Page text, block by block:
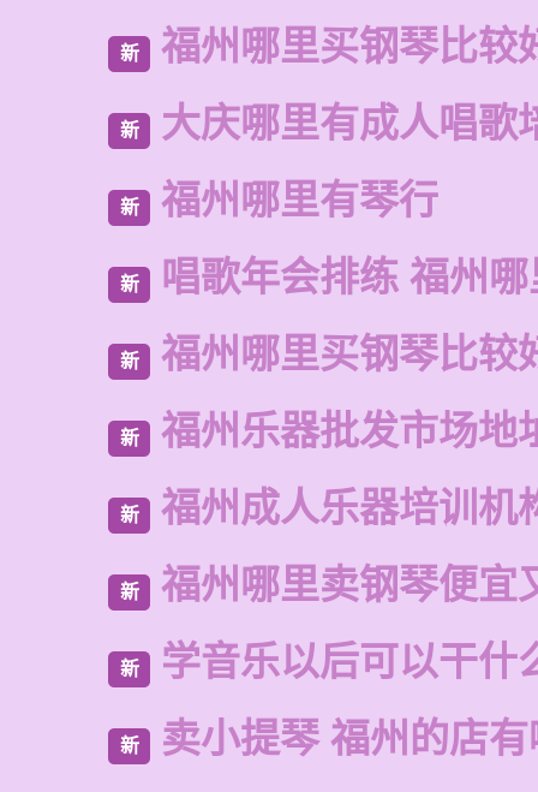
新 福州哪里买钢琴比较
新 大庆哪里有成人唱歌
新 福州哪里有琴行
新 唱歌年会排练 福州
新 福州哪里买钢琴比较
新 福州乐器批发市场地
新 福州成人乐器培训机
新 福州哪里卖钢琴便宜
新 学音乐以后可以干什
新 卖小提琴 福州的店